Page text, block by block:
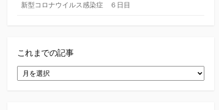
新型コロナウイルス感染症 ６日目
これまでの記事
れ